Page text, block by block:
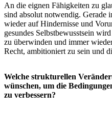
An die eignen Fähigkeiten zu
sind absolut notwendig. Gerade
wieder auf Hindernisse und
gesundes Selbstbewusstsein
zu überwinden und immer
Recht, ambitioniert zu sein und
Welche strukturellen
wünschen, um die
zu verbessern?